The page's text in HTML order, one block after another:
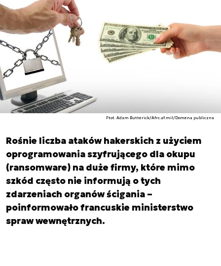
Ftot. Adam Butterick/Afrc.af.mil/Domena publiczna
Rośnie liczba ataków hakerskich z użyciem
oprogramowania szyfrującego dla okupu
(ransomware) na duże firmy, które mimo
szkód często nie informują o tych
zdarzeniach organów ścigania –
poinformowało francuskie ministerstwo
spraw wewnętrznych.